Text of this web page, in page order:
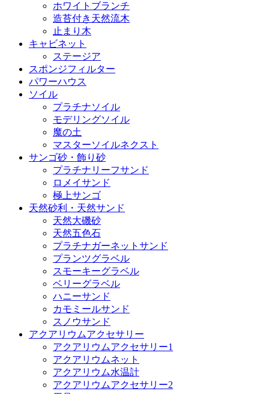
ホワイトブランチ
造苔付き天然流木
止まり木
キャビネット
ステージア
スポンジフィルター
パワーハウス
ソイル
プラチナソイル
モデリングソイル
魔の土
マスターソイルネクスト
サンゴ砂・飾り砂
プラチナリーフサンド
ロメイサンド
極上サンゴ
天然砂利・天然サンド
天然大磯砂
天然五色石
プラチナガーネットサンド
プランツグラベル
スモーキーグラベル
ベリーグラベル
ハニーサンド
カモミールサンド
スノウサンド
アクアリウムアクセサリー
アクアリウムアクセサリー1
アクアリウムネット
アクアリウム水温計
アクアリウムアクセサリー2